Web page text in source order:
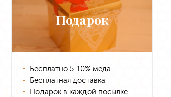
Подарок
Бесплатно 5-10% меда
Бесплатная доставка
Подарок в каждой посылке